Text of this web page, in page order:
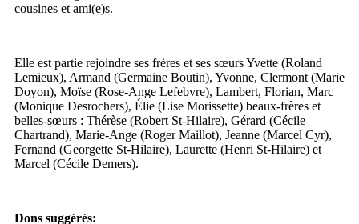
cousines et ami(e)s.
Elle est partie rejoindre ses frères et ses sœurs Yvette (Roland
Lemieux), Armand (Germaine Boutin), Yvonne, Clermont (Marie
Doyon), Moïse (Rose-Ange Lefebvre), Lambert, Florian, Marc
(Monique Desrochers), Élie (Lise Morissette) beaux-frères et
belles-sœurs : Thérèse (Robert St-Hilaire), Gérard (Cécile
Chartrand), Marie-Ange (Roger Maillot), Jeanne (Marcel Cyr),
Fernand (Georgette St-Hilaire), Laurette (Henri St-Hilaire) et
Marcel (Cécile Demers).
Dons suggérés: